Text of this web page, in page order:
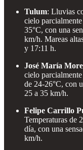
Tulum: Lluvias
cielo
35°C, con una
km/h. Mareas
y 17:11 h.
José María
cielo
de 24-26°C, con
25 a 35 km/h.
Felipe Carrillo
Temperaturas de
día, con una
km/h.